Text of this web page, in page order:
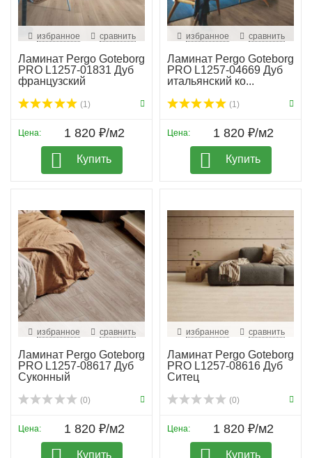
избранное сравнить
Ламинат Pergo Goteborg
PRO L1257-01831 Дуб
французский
(1)
Цена: 1 820 ₽/м2
Купить
избранное сравнить
Ламинат Pergo Goteborg
PRO L1257-04669 Дуб
итальянский ко...
(1)
Цена: 1 820 ₽/м2
Купить
избранное сравнить
Ламинат Pergo Goteborg
PRO L1257-08617 Дуб
Суконный
(0)
Цена: 1 820 ₽/м2
Купить
избранное сравнить
Ламинат Pergo Goteborg
PRO L1257-08616 Дуб
Ситец
(0)
Цена: 1 820 ₽/м2
Купить